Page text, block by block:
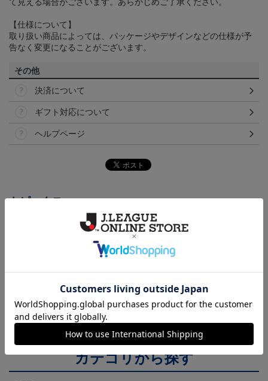
【仕様について】
取り扱い商品によっては、パッケージやデザインなどの仕様が予
告なく変更になることがございます。
その他
決済について
ギフト対応について
ヘルプページ
トピックス
横浜FC
こだわりのデザインに注目！タオルマフラーは応援
の必須アイテム！
横浜FC
横浜ＦＣのすべてのグッズをチェックしたい方に！
全グッズ一覧はこちら！
カテゴリから探す